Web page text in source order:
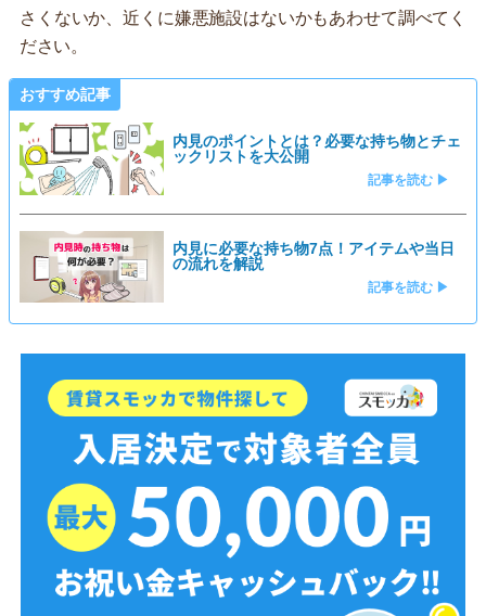
さくないか、近くに嫌悪施設はないかもあわせて調べてく
ださい。
おすすめ記事
内見のポイントとは？必要な持ち物とチェ
ックリストを大公開
記事を読む ▶
内見に必要な持ち物7点！アイテムや当日
の流れを解説
記事を読む ▶